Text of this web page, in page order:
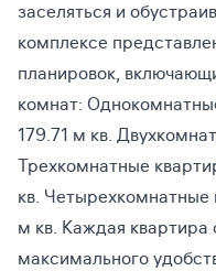
заселяться и
комплексе
планировок,
комнат:
179.71 м кв.
Трехкомнатные
кв. Четырехкомнатные
м кв. Каждая квартира
максимального